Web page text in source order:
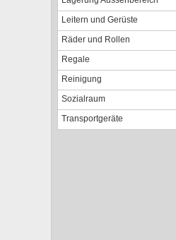
Leitern und Gerüste
Räder und Rollen
Regale
Reinigung
Sozialraum
Transportgeräte